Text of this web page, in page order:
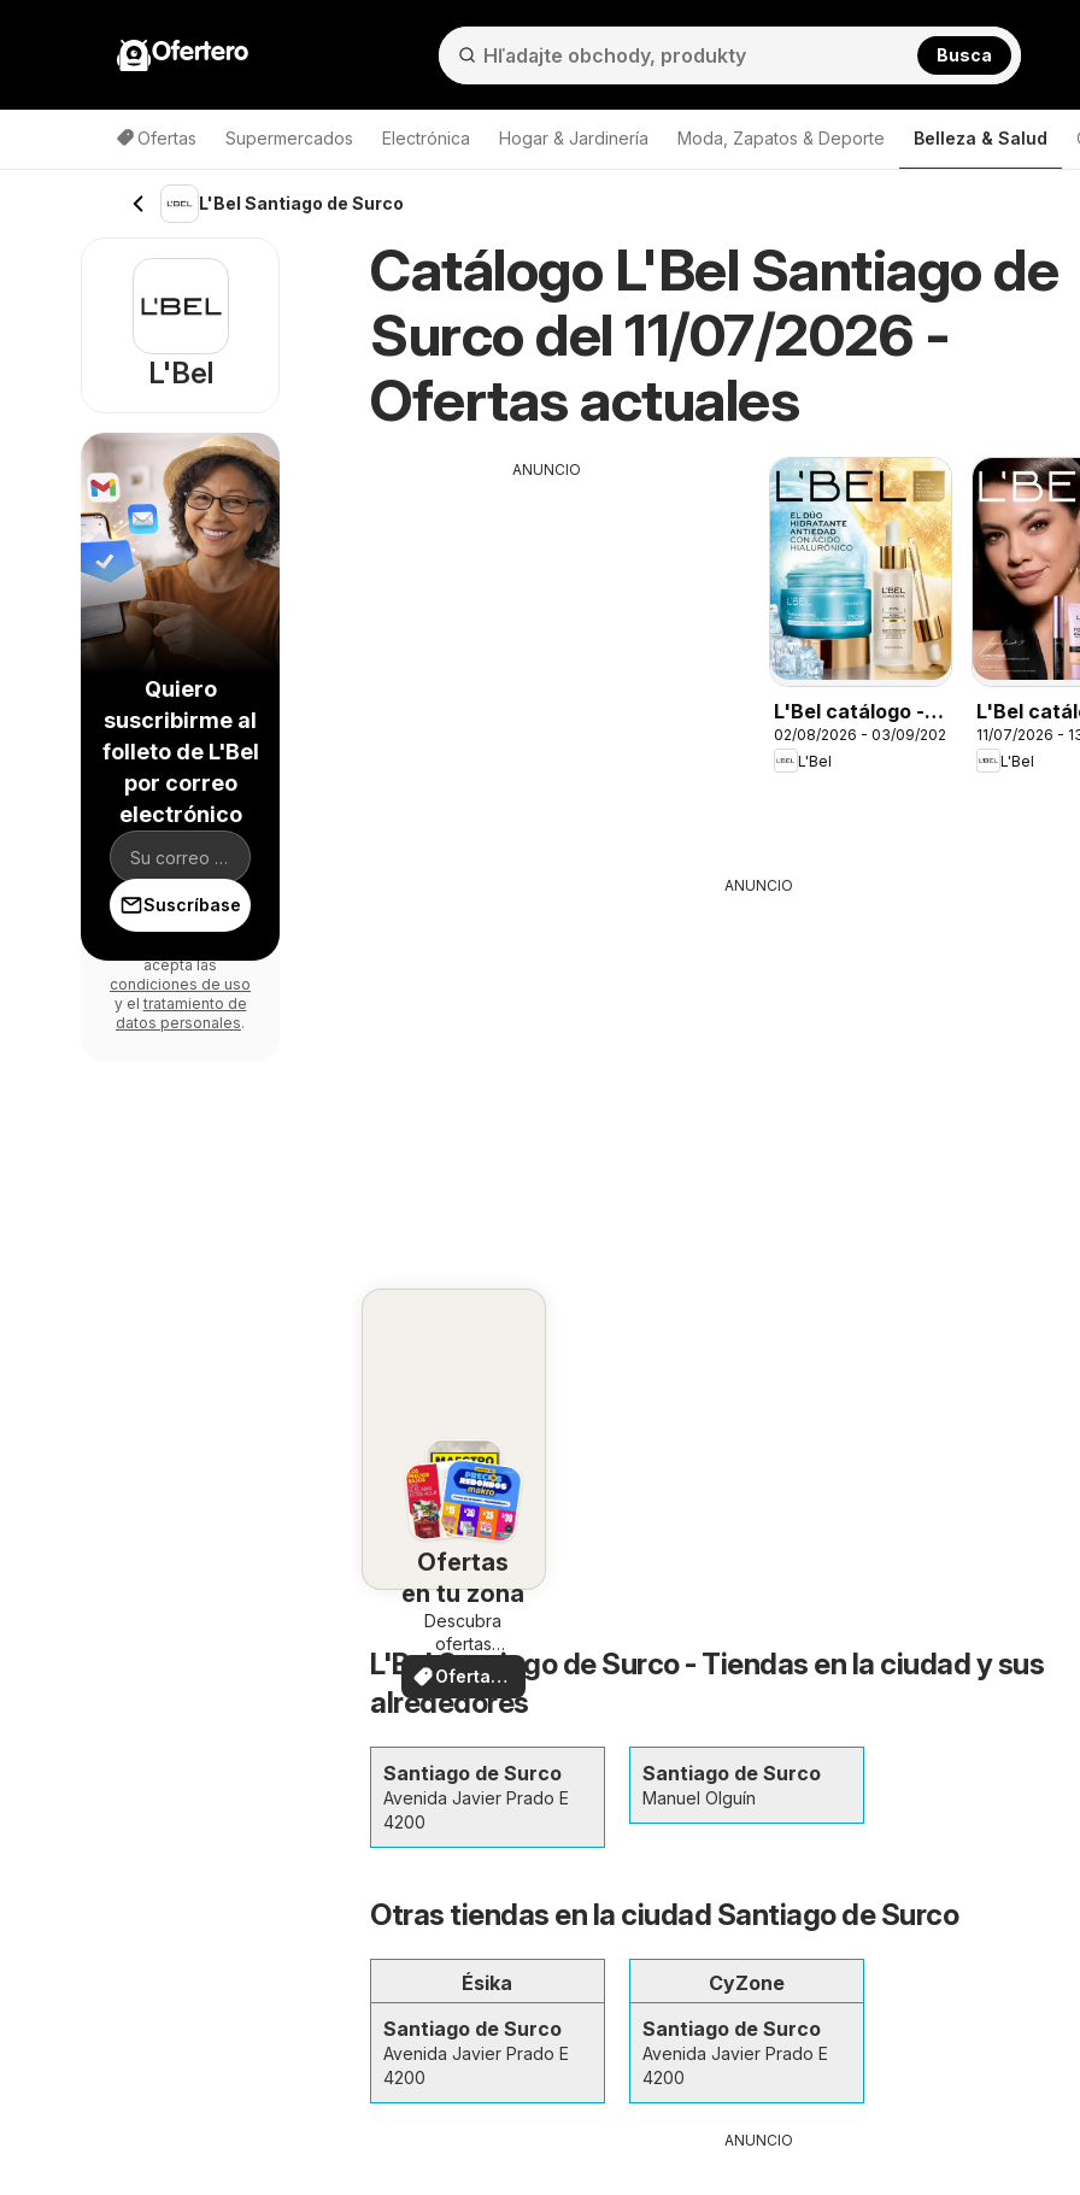
Ofertero Busca
Ofertas Supermercados Electrónica Hogar & Jardinería Moda, Zapatos & Deporte Belleza & Salud
L'Bel Santiago de Surco
Catálogo L'Bel Santiago de
Surco del 11/07/2026 -
Ofertas actuales
ANUNCIO
L'Bel catálogo -
Campaña 13
02/08/2026 - 03/09/2026
L'Bel
L'Bel
Campaña
11/07/2026 -
L'Bel
ANUNCIO
Ofertas
en tu zona
Descubra
ofertas
especiales
Ofertas
locales
L'Bel Santiago de Surco - Tiendas en la ciudad y sus
alrededores
Santiago de Surco
Avenida Javier Prado E
4200
Santiago de Surco
Manuel Olguín
Otras tiendas en la ciudad Santiago de Surco
Ésika
Santiago de Surco
Avenida Javier Prado E
4200
CyZone
Santiago de Surco
Avenida Javier Prado E
4200
ANUNCIO
L'Bel
Quiero
suscribirme al
folleto de L'Bel
por correo
electrónico
Suscríbase
acepta las
condiciones de uso
y el tratamiento de
datos personales.